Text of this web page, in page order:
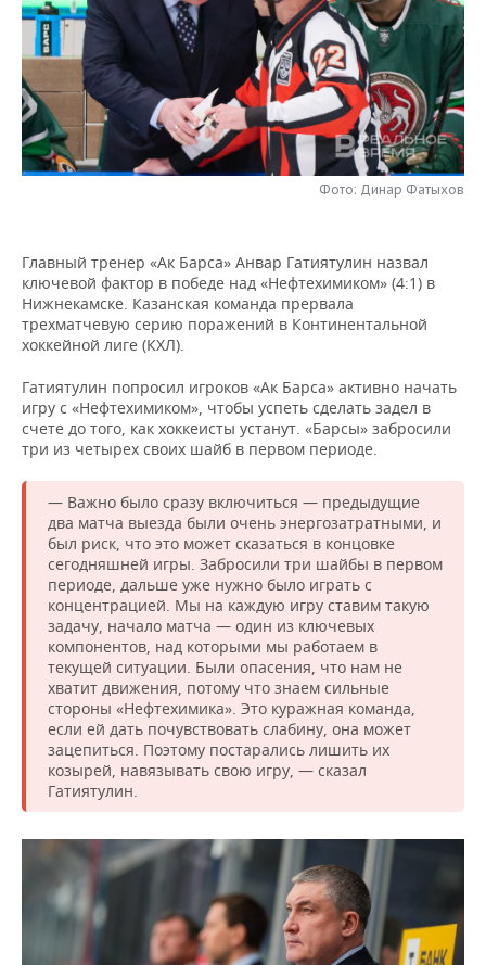
НЕФТЕХИМИЯ
НЕФТЬ
ОПК
ЭНЕРГЕТИКА
РОЗНИЧНАЯ ТОРГОВЛЯ
ТРАНСПОРТ
УСЛУГИ
НОВОСТИ ТЕХНОЛОГИЙ
IT
МЕДИА
МЕРОПРИЯТИЯ
НОВОСТИ МЕРОПРИЯТИЙ
ВЫЕЗДНАЯ РЕДАКЦИЯ
ОТКРЫТАЯ ЛЕКЦИЯ
СПОРТ
НОВОСТИ СПОРТА
БАСКЕТБОЛ
ВОЛЕЙБОЛ
КИБЕРСПОРТ
ФИГУРНОЕ КАТАНИЕ
ХОККЕЙ С МЯЧОМ
ОБЩЕСТВО
ИНФРАСТРУКТУРА
ИСТОРИЯ
КУЛЬТУРА
МЕДИЦИНА
ПРОИСШЕСТВИЯ
СПРАВОЧНИК
СПИСОК ПЕРСОН
СПИСОК КОМПАНИЙ
ПОЛНАЯ ВЕРСИЯ
Фото: Динар Фатыхов
Главный тренер «Ак Барса» Анвар Гатиятулин назвал
ключевой фактор в победе над «Нефтехимиком» (4:1) в
Нижнекамске. Казанская команда прервала
трехматчевую серию поражений в Континентальной
хоккейной лиге (КХЛ).
Гатиятулин попросил игроков «Ак Барса» активно начать
игру с «Нефтехимиком», чтобы успеть сделать задел в
счете до того, как хоккеисты устанут. «Барсы» забросили
три из четырех своих шайб в первом периоде.
— Важно было сразу включиться — предыдущие
два матча выезда были очень энергозатратными, и
был риск, что это может сказаться в концовке
сегодняшней игры. Забросили три шайбы в первом
периоде, дальше уже нужно было играть с
концентрацией. Мы на каждую игру ставим такую
задачу, начало матча — один из ключевых
компонентов, над которыми мы работаем в
текущей ситуации. Были опасения, что нам не
хватит движения, потому что знаем сильные
стороны «Нефтехимика». Это куражная команда,
если ей дать почувствовать слабину, она может
зацепиться. Поэтому постарались лишить их
козырей, навязывать свою игру, — сказал
Гатиятулин.